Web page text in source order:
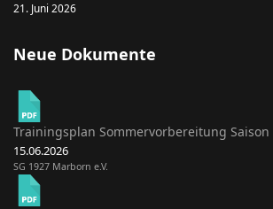
21. Juni 2026
Neue Dokumente
Trainingsplan Sommervorbereitung Saison
15.06.2026
SG 1927 Marborn e.V.